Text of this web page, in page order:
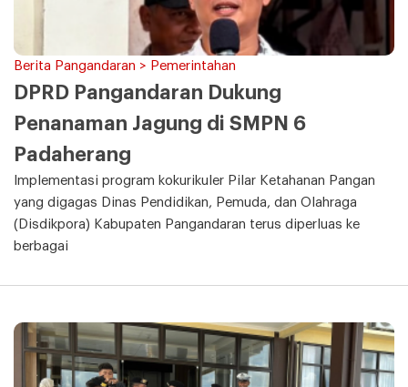
Berita Pangandaran > Pemerintahan
DPRD Pangandaran Dukung
Penanaman Jagung di SMPN 6
Padaherang
Implementasi program kokurikuler Pilar Ketahanan Pangan
yang digagas Dinas Pendidikan, Pemuda, dan Olahraga
(Disdikpora) Kabupaten Pangandaran terus diperluas ke
berbagai